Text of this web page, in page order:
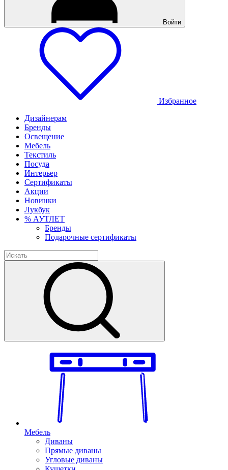
Войти
Избранное
Дизайнерам
Бренды
Освещение
Мебель
Текстиль
Посуда
Интерьер
Сертификаты
Акции
Новинки
Лукбук
% АУТЛЕТ
Бренды
Подарочные сертификаты
Мебель
Диваны
Прямые диваны
Угловые диваны